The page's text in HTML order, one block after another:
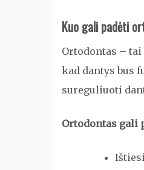
Kuo gali padėti
Ortodontas –
kad dantys bus
sureguliuoti
Ortodontas gali